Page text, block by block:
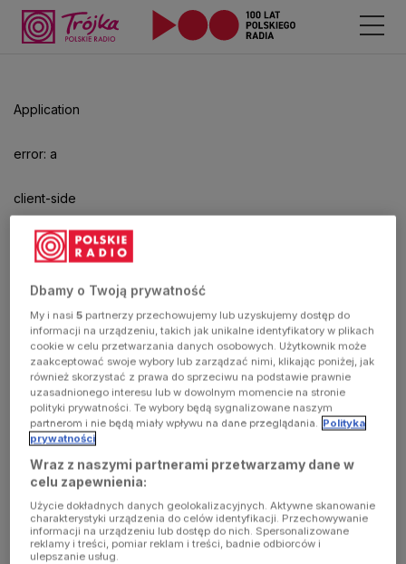
Application
error: a
client-side
exception
has
occurred
(see the
browser
console for
more
information)
Dbamy o Twoją prywatność
My i nasi5 partnerzy przechowujemy lub uzyskujemy dostęp do
informacji na urządzeniu, takich jak unikalne identyfikatory w plikach
cookie w celu przetwarzania danych osobowych. Użytkownik może
zaakceptować swoje wybory lub zarządzać nimi, klikając poniżej, jak
również skorzystać z prawa do sprzeciwu na podstawie prawnie
uzasadnionego interesu lub w dowolnym momencie na stronie
polityki prywatności. Te wybory będą sygnalizowane naszym
partnerom i nie będą miały wpływu na dane przeglądania. Polityka
prywatności
Wraz z naszymi partnerami przetwarzamy dane w
celu zapewnienia:
Użycie dokładnych danych geolokalizacyjnych. Aktywne skanowanie
charakterystyki urządzenia do celów identyfikacji. Przechowywanie
informacji na urządzeniu lub dostęp do nich. Spersonalizowane
reklamy i treści, pomiar reklam i treści, badnie odbiorców i
ulepszanie usług.